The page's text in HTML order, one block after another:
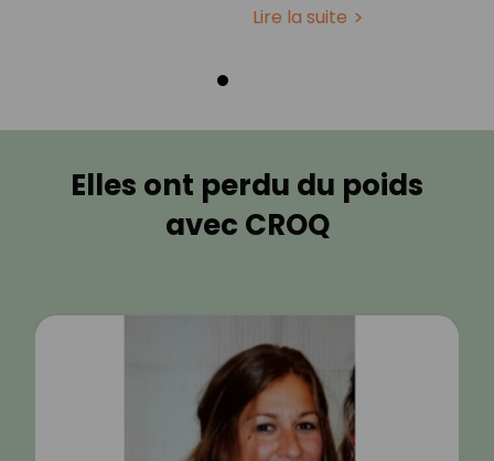
Lire la suite
Elles ont perdu du poids
avec CROQ